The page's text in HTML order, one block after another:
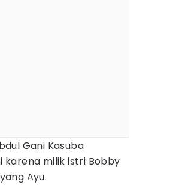
Gani Kasuba
karena milik istri Bobby
Ayu.